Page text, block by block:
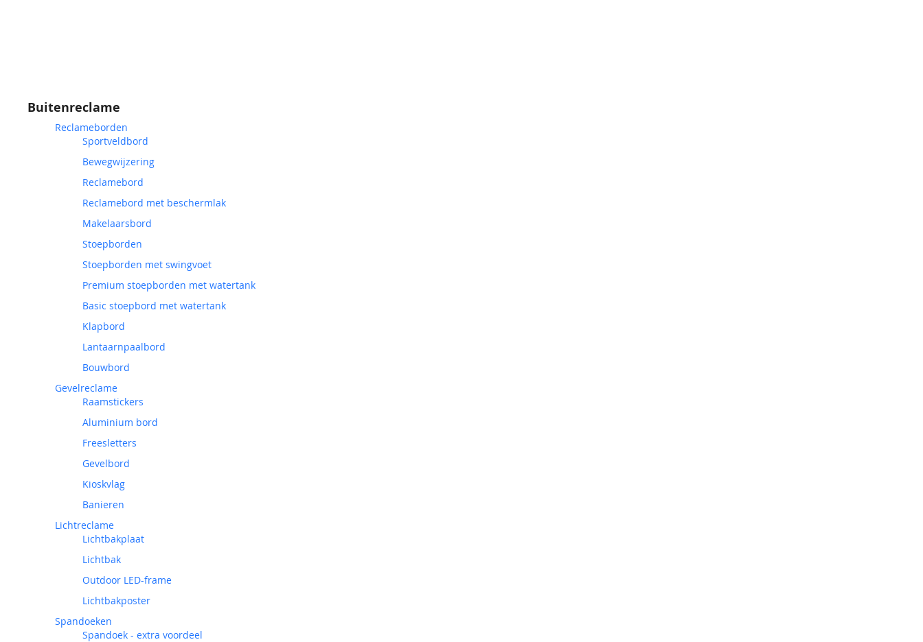
Buitenreclame
Reclameborden
Sportveldbord
Bewegwijzering
Reclamebord
Reclamebord met beschermlak
Makelaarsbord
Stoepborden
Stoepborden met swingvoet
Premium stoepborden met watertank
Basic stoepbord met watertank
Klapbord
Lantaarnpaalbord
Bouwbord
Gevelreclame
Raamstickers
Aluminium bord
Freesletters
Gevelbord
Kioskvlag
Banieren
Lichtreclame
Lichtbakplaat
Lichtbak
Outdoor LED-frame
Lichtbakposter
Spandoeken
Spandoek - extra voordeel